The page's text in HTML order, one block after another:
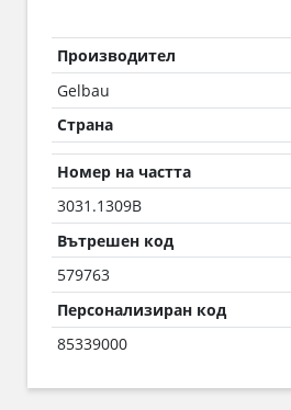
Производител
Gelbau
Страна
Номер на частта
3031.1309B
Вътрешен код
579763
Персонализиран код
85339000